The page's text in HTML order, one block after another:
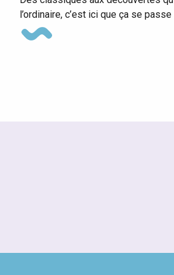
l’ordinaire, c’est ici que ça se passe